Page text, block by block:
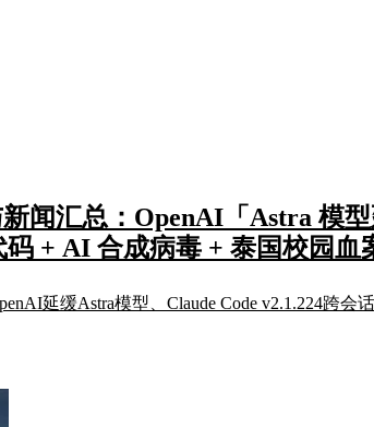
闻汇总：OpenAI「Astra 模
+ AI 合成病毒 + 泰国校园血
延缓Astra模型、Claude Code v2.1.224跨